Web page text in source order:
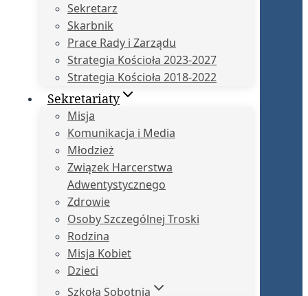
Sekretarz
Skarbnik
Prace Rady i Zarządu
Strategia Kościoła 2023-2027
Strategia Kościoła 2018-2022
Sekretariaty
Misja
Komunikacja i Media
Młodzież
Związek Harcerstwa
Adwentystycznego
Zdrowie
Osoby Szczególnej Troski
Rodzina
Misja Kobiet
Dzieci
Szkoła Sobotnia